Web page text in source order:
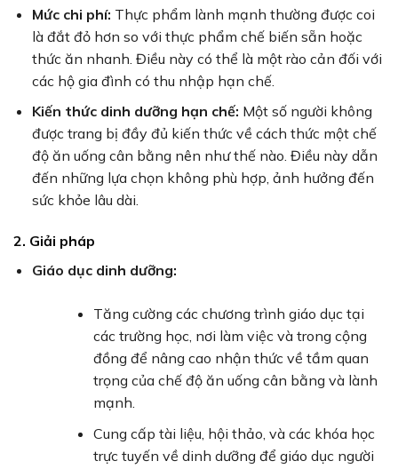
Mức chi phí: Thực phẩm lành mạnh thường được coi
là đắt đỏ hơn so với thực phẩm chế biến sẵn hoặc
thức ăn nhanh. Điều này có thể là một rào cản đối với
các hộ gia đình có thu nhập hạn chế.
Kiến thức dinh dưỡng hạn chế: Một số người không
được trang bị đầy đủ kiến thức về cách thức một chế
độ ăn uống cân bằng nên như thế nào. Điều này dẫn
đến những lựa chọn không phù hợp, ảnh hưởng đến
sức khỏe lâu dài.
2. Giải pháp
Giáo dục dinh dưỡng:
Tăng cường các chương trình giáo dục tại
các trường học, nơi làm việc và trong cộng
đồng để nâng cao nhận thức về tầm quan
trọng của chế độ ăn uống cân bằng và lành
mạnh.
Cung cấp tài liệu, hội thảo, và các khóa học
trực tuyến về dinh dưỡng để giáo dục người